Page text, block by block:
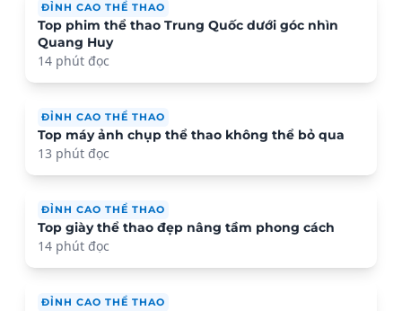
ĐỈNH CAO THỂ THAO
Top phim thể thao Trung Quốc dưới góc nhìn
Quang Huy
14 phút đọc
ĐỈNH CAO THỂ THAO
Top máy ảnh chụp thể thao không thể bỏ qua
13 phút đọc
ĐỈNH CAO THỂ THAO
Top giày thể thao đẹp nâng tầm phong cách
14 phút đọc
ĐỈNH CAO THỂ THAO